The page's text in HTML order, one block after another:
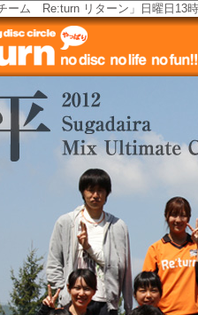
ーム Re:turn リターン」日曜日13